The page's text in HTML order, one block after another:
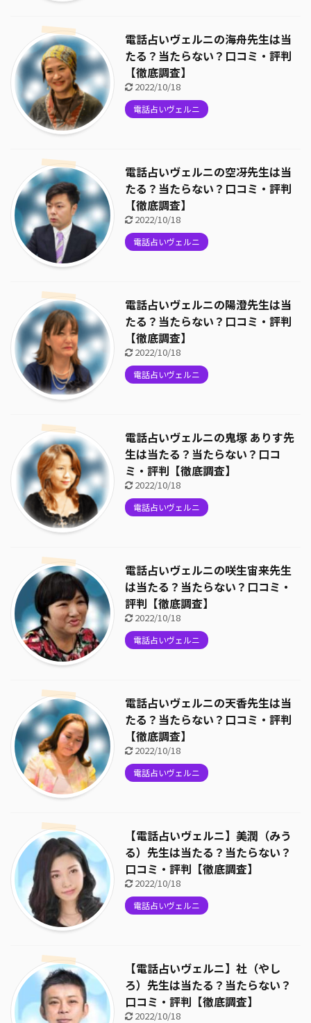
電話占いヴェルニの海舟先生は当
たる？当たらない？口コミ・評判
【徹底調査】
2022/10/18
電話占いヴェルニ
電話占いヴェルニの空冴先生は当
たる？当たらない？口コミ・評判
【徹底調査】
2022/10/18
電話占いヴェルニ
電話占いヴェルニの陽澄先生は当
たる？当たらない？口コミ・評判
【徹底調査】
2022/10/18
電話占いヴェルニ
電話占いヴェルニの鬼塚 ありす先
生は当たる？当たらない？口コ
ミ・評判【徹底調査】
2022/10/18
電話占いヴェルニ
電話占いヴェルニの咲生宙来先生
は当たる？当たらない？口コミ・
評判【徹底調査】
2022/10/18
電話占いヴェルニ
電話占いヴェルニの天香先生は当
たる？当たらない？口コミ・評判
【徹底調査】
2022/10/18
電話占いヴェルニ
【電話占いヴェルニ】美潤（みう
る）先生は当たる？当たらない？
口コミ・評判【徹底調査】
2022/10/18
電話占いヴェルニ
【電話占いヴェルニ】社（やし
ろ）先生は当たる？当たらない？
口コミ・評判【徹底調査】
2022/10/18